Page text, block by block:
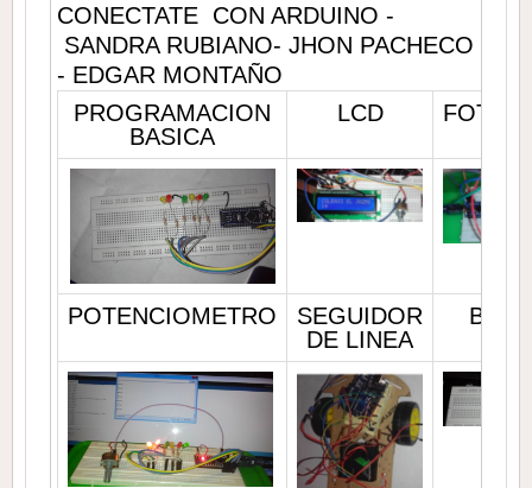
CONECTATE CON ARDUINO -
SANDRA RUBIANO- JHON PACHECO
- EDGAR MONTAÑO
PROGRAMACION
BASICA
LCD
POTENCIOMETRO
SEGUIDOR
DE LINEA